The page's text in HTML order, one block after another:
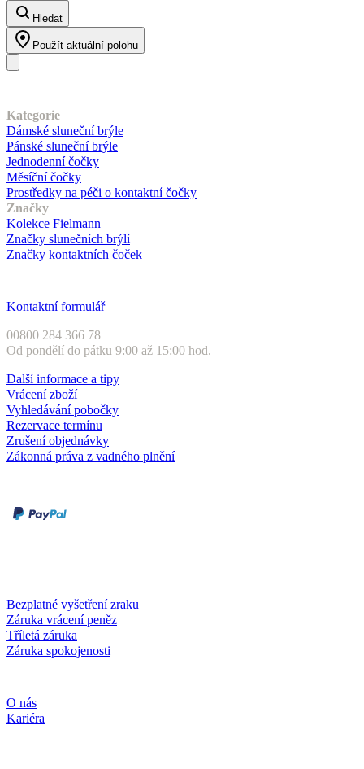
Hledat
Použít aktuální polohu
Kategorie
Dámské sluneční brýle
Pánské sluneční brýle
Jednodenní čočky
Měsíční čočky
Prostředky na péči o kontaktní čočky
Značky
Kolekce Fielmann
Značky slunečních brýlí
Značky kontaktních čoček
Kontaktní formulář
00800 284 366 78
Od pondělí do pátku 9:00 až 15:00 hod.
Další informace a tipy
Vrácení zboží
Vyhledávání pobočky
Rezervace termínu
Zrušení objednávky
Zákonná práva z vadného plnění
Bezplatné vyšetření zraku
Záruka vrácení peněz
Tříletá záruka
Záruka spokojenosti
O nás
Kariéra